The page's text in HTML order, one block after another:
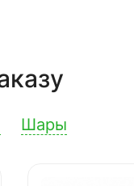
Шары